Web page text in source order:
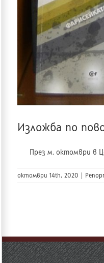
Изложба по
През м. октомври в
октомври 14th, 2020